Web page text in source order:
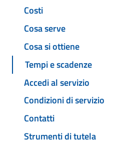
Costi
Cosa serve
Cosa si ottiene
Tempi e scadenze
Accedi al servizio
Condizioni di servizio
Contatti
Strumenti di tutela